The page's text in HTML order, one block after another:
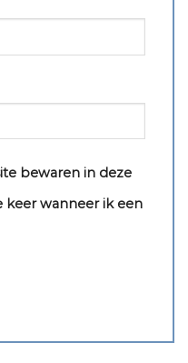
bewaren in deze
wanneer ik een